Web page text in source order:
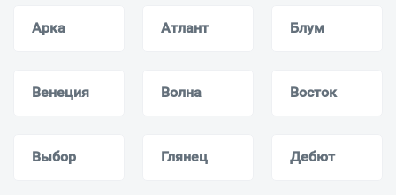
Арка Атлант Блум
Венеция Волна Восток
Выбор Глянец Дебют